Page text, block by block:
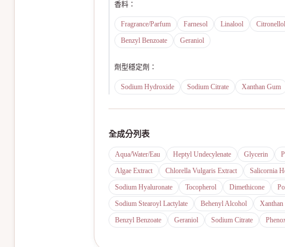
香料 ：
Fragrance/Parfum Farnesol Linalool Citronellol
Benzyl Benzoate
Geraniol
劑型穩定劑 ：
Sodium Hydroxide Sodium Citrate Xanthan Gum
全成分列表
Aqua/Water/Eau Heptyl Undecylenate Glycerin
Algae Extract
Chlorella Vulgaris Extract Salicornia
Sodium Hyaluronate
Tocopherol Dimethicone
Sodium Stearoyl Lactylate
Behenyl Alcohol Xanthan
Benzyl Benzoate
Geraniol Sodium Citrate